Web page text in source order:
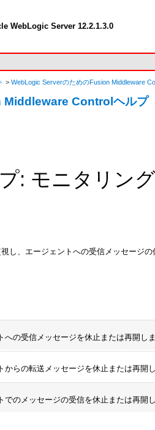
WebLogic Server 12.2.1.3.0
> WebLogic ServerのためのFusion Middleware
Controlヘルプ
: モニタリン
し、エージェントへの受信メッセージ
への受信メッセージを休止または再開しま
からの転送メッセージを休止または再開し
でのメッセージの受信を休止または再開し